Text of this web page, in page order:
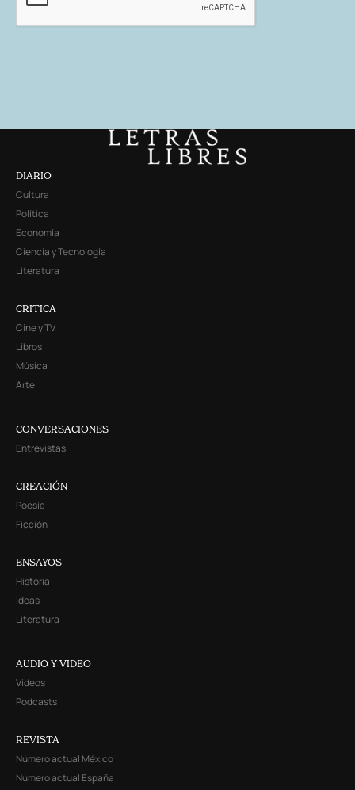
DIARIO
Cultura
Política
Economía
Ciencia y Tecnología
Literatura
CRITICA
Cine y TV
Libros
Música
Arte
CONVERSACIONES
Entrevistas
CREACIÓN
Poesía
Ficción
ENSAYOS
Historia
Ideas
Literatura
AUDIO Y VIDEO
Videos
Podcasts
REVISTA
Número actual México
Número actual España